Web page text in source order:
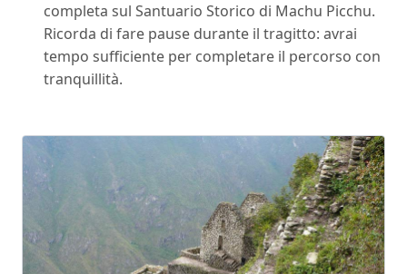
completa sul Santuario Storico di Machu Picchu.
Ricorda di fare pause durante il tragitto: avrai
tempo sufficiente per completare il percorso con
tranquillità.